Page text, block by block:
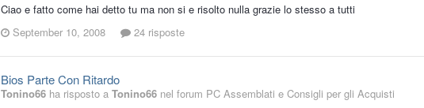
Ciao e fatto come hai detto tu ma non si e risolto nulla grazie lo stesso a tutti
September 10, 2008
24 risposte
Bios Parte Con Ritardo
Tonino66 ha risposto a Tonino66 nel forum PC Assemblati e Consigli per gli Acquisti